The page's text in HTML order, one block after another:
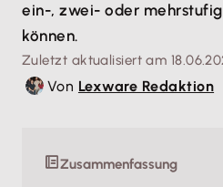
ein-, zwei- oder
können.
Zuletzt aktualisiert am
Von Lexware Redaktion
Zusammenfassung